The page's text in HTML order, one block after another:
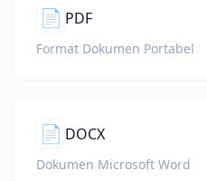
📄 PDF
Format Dokumen Portabel
📄 DOCX
Dokumen Microsoft Word